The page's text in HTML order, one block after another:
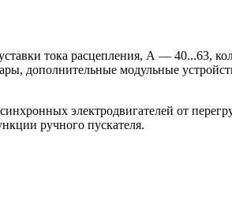
тока расцепления, А — 40...63,
дополнительные модульные
электродвигателей от
ручного пускателя.